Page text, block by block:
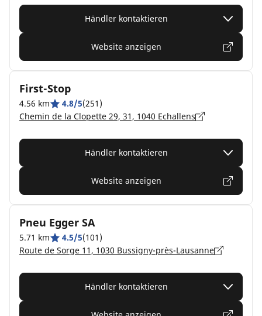
Händler kontaktieren
Website anzeigen
First-Stop
4.56 km 4.8/5(251)
Chemin de la Clopette 29, 31, 1040 Echallens
Händler kontaktieren
Website anzeigen
Pneu Egger SA
5.71 km 4.5/5(101)
Route de Sorge 11, 1030 Bussigny-près-Lausanne
Händler kontaktieren